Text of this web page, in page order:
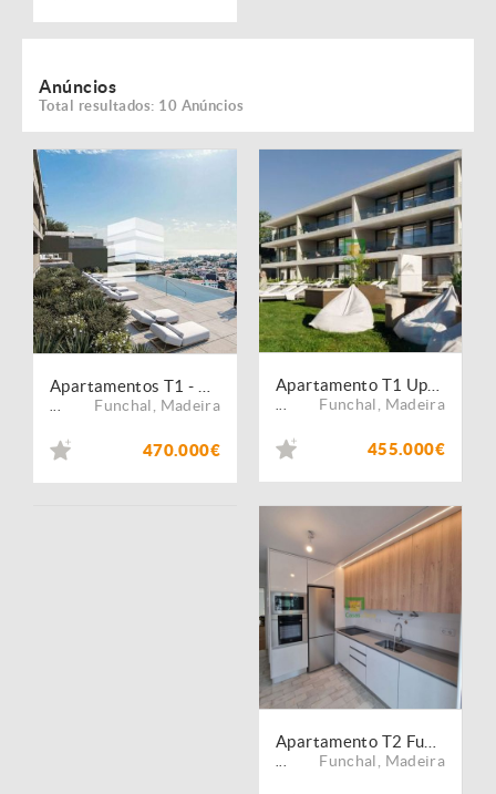
Anúncios
Total resultados: 10 Anúncios
Funchal Madeira
470.000€
Funchal Madeira
455.000€
Funchal Madeira